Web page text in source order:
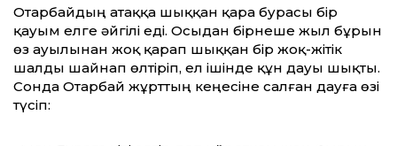
Отарбайдың атаққа шыққан қара бурасы бір
қауым елге әйгілі еді. Осыдан бірнеше жыл бұрын
өз ауылынан жоқ қарап шыққан бір жоқ-жітік
шалды шайнап өлтіріп, ел ішінде құн дауы шықты.
Сонда Отарбай жұрттың кеңесіне салған дауға өзі
түсіп: